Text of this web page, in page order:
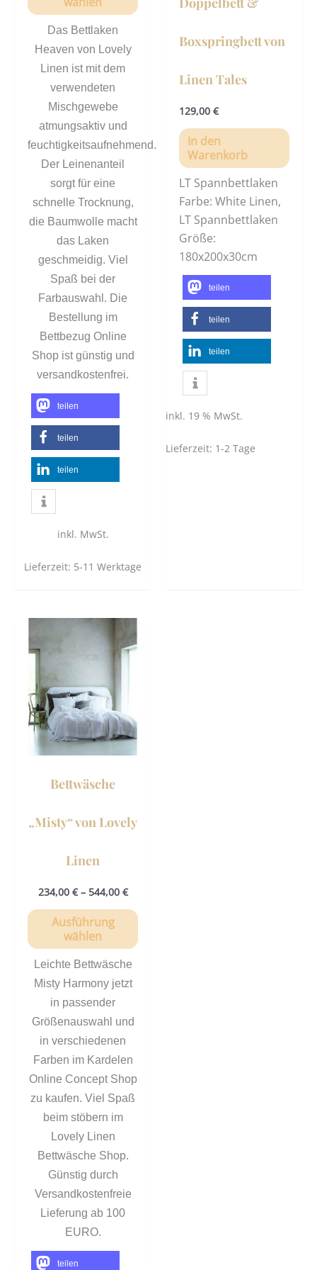
Das Bettlaken
Heaven von Lovely
Linen ist mit dem
verwendeten
Mischgewebe
atmungsaktiv und
feuchtigkeitsaufnehmend.
Der Leinenanteil
sorgt für eine
schnelle Trocknung,
die Baumwolle macht
das Laken
geschmeidig. Viel
Spaß bei der
Farbauswahl. Die
Bestellung im
Bettbezug Online
Shop ist günstig und
versandkostenfrei.
teilen
teilen
teilen
inkl. MwSt.
Lieferzeit: 5-11 Werktage
Boxspringbett von
Linen Tales
129,00€
In den
Warenkorb
LT Spannbettlaken
Farbe: White Linen,
LT Spannbettlaken
Größe:
180x200x30cm
teilen
teilen
teilen
inkl. 19 % MwSt.
Lieferzeit: 1-2 Tage
Bettwäsche
„Misty“ von Lovely
Linen
234,00 €– 544,00 €
Ausführung
wählen
Produkt
Die
Optionen
Leichte Bettwäsche
Misty Harmony jetzt
in passender
Größenauswahl und
in verschiedenen
Farben im Kardelen
Online Concept Shop
zu kaufen. Viel Spaß
beim stöbern im
Lovely Linen
Bettwäsche Shop.
Günstig durch
Versandkostenfreie
Lieferung ab 100
EURO.
teilen